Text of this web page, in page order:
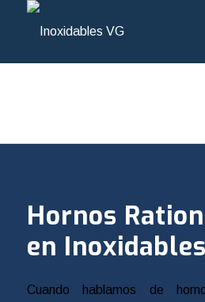
Hornos
en
Cuando hablamos de